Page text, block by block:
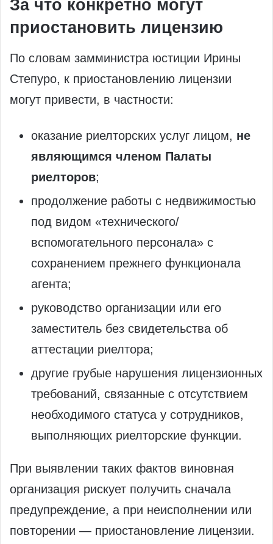
За что конкретно могут
приостановить лицензию
По словам замминистра юстиции Ирины
Степуро, к приостановлению лицензии
могут привести, в частности:
оказание риелторских услуг лицом, не
являющимся членом Палаты
риелторов;
продолжение работы с недвижимостью
под видом «технического/
вспомогательного персонала» с
сохранением прежнего функционала
агента;
руководство организации или его
заместитель без свидетельства об
аттестации риелтора;
другие грубые нарушения лицензионных
требований, связанные с отсутствием
необходимого статуса у сотрудников,
выполняющих риелторские функции.
При выявлении таких фактов виновная
организация рискует получить сначала
предупреждение, а при неисполнении или
повторении — приостановление лицензии.